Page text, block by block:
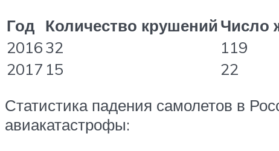
Год Количество крушенийЧисло
201632
119
2017 15
22
Статистика падения самолетов в
авиакатастрофы: